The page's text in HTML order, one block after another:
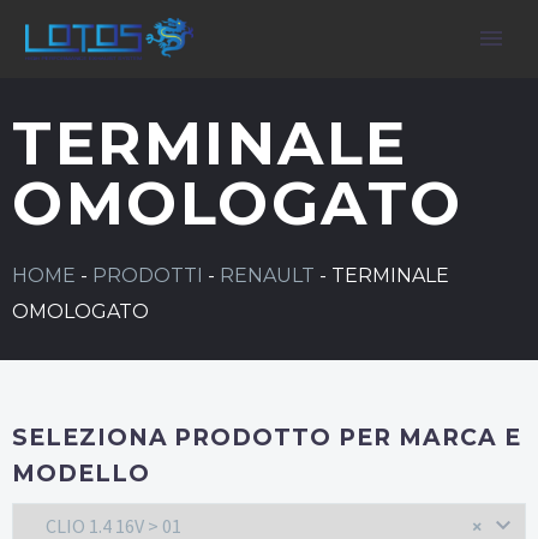
TERMINALE
OMOLOGATO
HOME - PRODOTTI - RENAULT - TERMINALE
OMOLOGATO
SELEZIONA PRODOTTO PER MARCA E
MODELLO
×
CLIO 1.4 16V > 01